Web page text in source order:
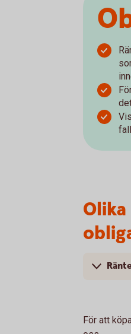
För att